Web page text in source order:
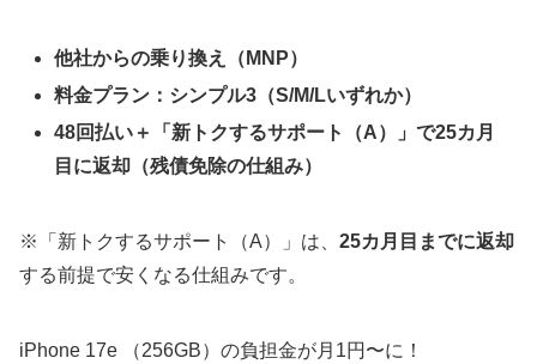
他社からの乗り換え（MNP）
料金プラン：シンプル3（S/M/Lいずれか）
48回払い＋「新トクするサポート（A）」で25カ月
目に返却 （残債免除の仕組み）
※「新トクするサポート（A）」は、 25カ月目までに返却
する前提で安くなる仕組みです。
iPhone 17e （256GB）の負担金が月1円〜に！